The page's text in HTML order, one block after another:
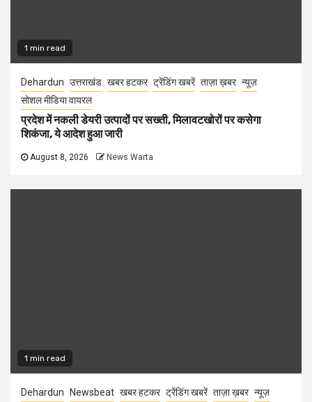
1 min read
Dehardun उत्तराखंड खबर हटकर ट्रेंडिंग खबरें ताज़ा ख़बर न्यूज़
सोशल मीडिया वायरल
प्रदेश में नकली डेयरी उत्पादों पर सख्ती, मिलावटखोरों पर कसेगा
शिकंजा, ये आदेश हुआ जारी
August 8, 2026 News Warta
1 min read
Dehardun Newsbeat खबर हटकर ट्रेंडिंग खबरें ताज़ा ख़बर न्यूज़